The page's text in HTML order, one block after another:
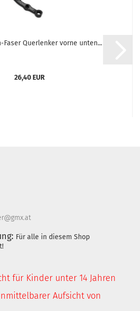
Faser Querlenker vorne unten...
26,40 EUR
Für alle in diesem Shop
für Kinder unter 14 Jahren
Aufsicht von